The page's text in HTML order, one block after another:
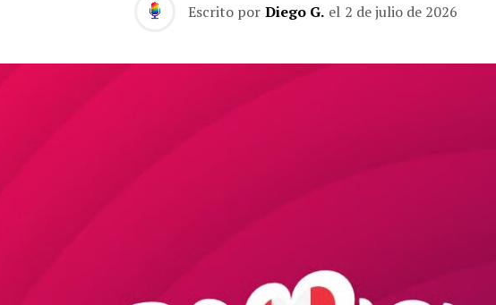
Escrito por Diego G. el 2 de julio de 2026